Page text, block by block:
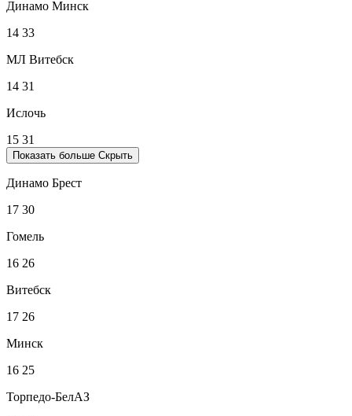
Динамо Минск
14 33
МЛ Витебск
14 31
Ислочь
15 31
Показать больше Скрыть
Динамо Брест
17 30
Гомель
16 26
Витебск
17 26
Минск
16 25
Торпедо-БелАЗ